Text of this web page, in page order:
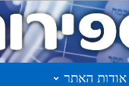
אודות האתר